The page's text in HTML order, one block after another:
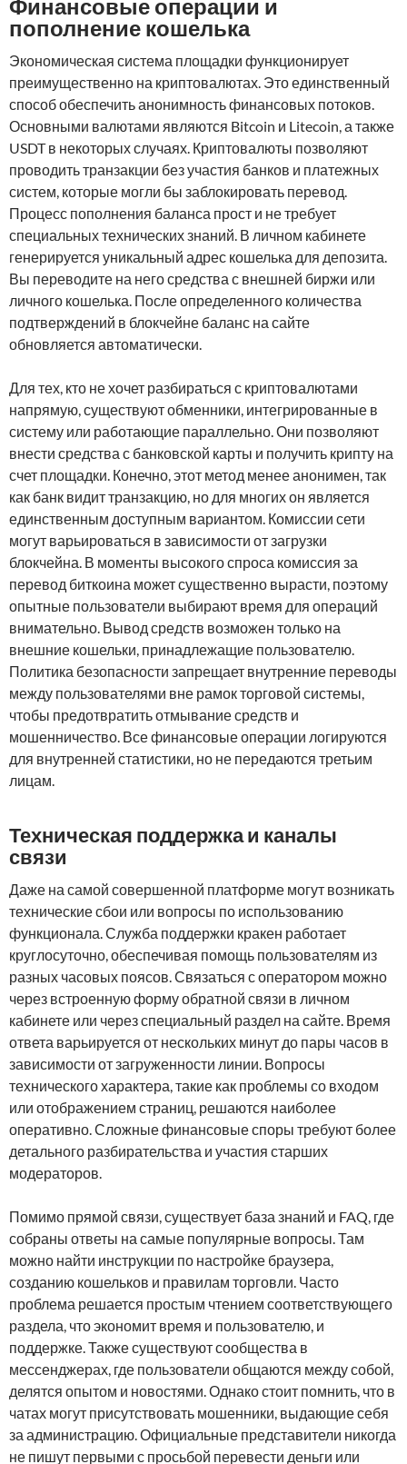
Финансовые операции и
пополнение кошелька
Экономическая система площадки функционирует
преимущественно на криптовалютах. Это единственный
способ обеспечить анонимность финансовых потоков.
Основными валютами являются Bitcoin и Litecoin, а также
USDT в некоторых случаях. Криптовалюты позволяют
проводить транзакции без участия банков и платежных
систем, которые могли бы заблокировать перевод.
Процесс пополнения баланса прост и не требует
специальных технических знаний. В личном кабинете
генерируется уникальный адрес кошелька для депозита.
Вы переводите на него средства с внешней биржи или
личного кошелька. После определенного количества
подтверждений в блокчейне баланс на сайте
обновляется автоматически.
Для тех, кто не хочет разбираться с криптовалютами
напрямую, существуют обменники, интегрированные в
систему или работающие параллельно. Они позволяют
внести средства с банковской карты и получить крипту на
счет площадки. Конечно, этот метод менее анонимен, так
как банк видит транзакцию, но для многих он является
единственным доступным вариантом. Комиссии сети
могут варьироваться в зависимости от загрузки
блокчейна. В моменты высокого спроса комиссия за
перевод биткоина может существенно вырасти, поэтому
опытные пользователи выбирают время для операций
внимательно. Вывод средств возможен только на
внешние кошельки, принадлежащие пользователю.
Политика безопасности запрещает внутренние переводы
между пользователями вне рамок торговой системы,
чтобы предотвратить отмывание средств и
мошенничество. Все финансовые операции логируются
для внутренней статистики, но не передаются третьим
лицам.
Техническая поддержка и каналы
связи
Даже на самой совершенной платформе могут возникать
технические сбои или вопросы по использованию
функционала. Служба поддержки кракен работает
круглосуточно, обеспечивая помощь пользователям из
разных часовых поясов. Связаться с оператором можно
через встроенную форму обратной связи в личном
кабинете или через специальный раздел на сайте. Время
ответа варьируется от нескольких минут до пары часов в
зависимости от загруженности линии. Вопросы
технического характера, такие как проблемы со входом
или отображением страниц, решаются наиболее
оперативно. Сложные финансовые споры требуют более
детального разбирательства и участия старших
модераторов.
Помимо прямой связи, существует база знаний и FAQ, где
собраны ответы на самые популярные вопросы. Там
можно найти инструкции по настройке браузера,
созданию кошельков и правилам торговли. Часто
проблема решается простым чтением соответствующего
раздела, что экономит время и пользователю, и
поддержке. Также существуют сообщества в
мессенджерах, где пользователи общаются между собой,
делятся опытом и новостями. Однако стоит помнить, что в
чатах могут присутствовать мошенники, выдающие себя
за администрацию. Официальные представители никогда
не пишут первыми с просьбой перевести деньги или